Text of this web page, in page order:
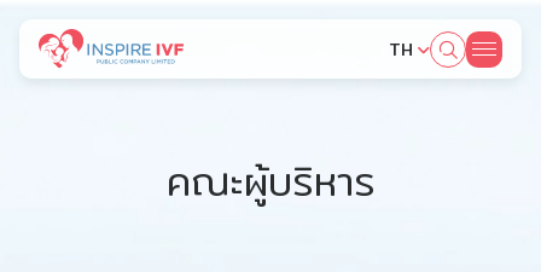
TH
คณะผู้บริหาร